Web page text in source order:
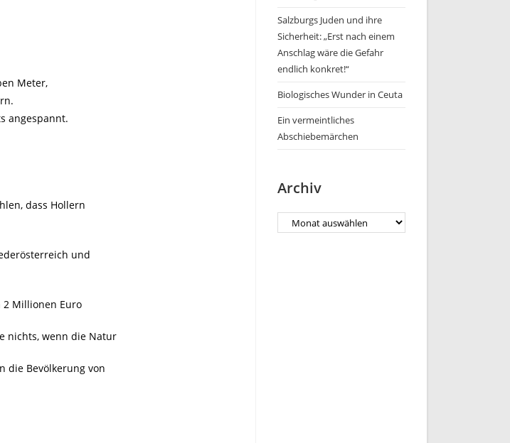
Meter,
angespannt.
dass Hollern
und
2 Millionen Euro
nichts, wenn die Natur
die Bevölkerung von
Salzburgs Juden und ihre
Sicherheit: „Erst nach einem
Anschlag wäre die Gefahr
endlich konkret!“
Biologisches Wunder in Ceuta
Ein vermeintliches
Abschiebemärchen
Archiv
Archiv